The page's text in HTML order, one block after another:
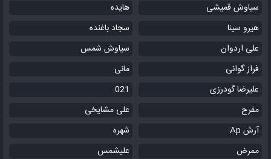
سیاوش قمیشی
هایده
هیرو سینا
سجاد باغنده
علی اردوان
سیاوش شمس
فراز گوانی
مانی
علیرضا گودرزی
021
مفرح
علی مشایخی
آرش Ap
شهره
ممرض
علیشمس